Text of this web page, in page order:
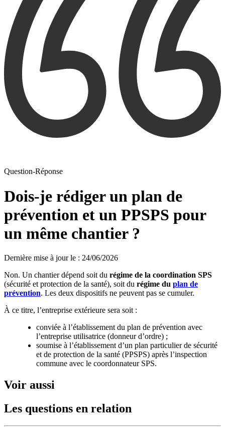
Question-Réponse
Dois-je rédiger un plan de
prévention et un PPSPS pour
un même chantier ?
Dernière mise à jour le : 24/06/2026
Non. Un chantier dépend soit du régime de la coordination SPS
(sécurité et protection de la santé), soit du régime du plan de
prévention. Les deux dispositifs ne peuvent pas se cumuler.
À ce titre, l’entreprise extérieure sera soit :
conviée à l’établissement du plan de prévention avec
l’entreprise utilisatrice (donneur d’ordre) ;
soumise à l’établissement d’un plan particulier de sécurité
et de protection de la santé (PPSPS) après l’inspection
commune avec le coordonnateur SPS.
Voir aussi
Les questions en relation